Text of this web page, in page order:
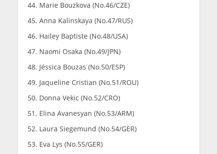
Marie Bouzkova (No.46/CZE)
Anna Kalinskaya (No.47/RUS)
Hailey Baptiste (No.48/USA)
Naomi Osaka (No.49/JPN)
Jéssica Bouzas (No.50/ESP)
Jaqueline Cristian (No.51/ROU)
Donna Vekic (No.52/CRO)
Elina Avanesyan (No.53/ARM)
Laura Siegemund (No.54/GER)
Eva Lys (No.55/GER)